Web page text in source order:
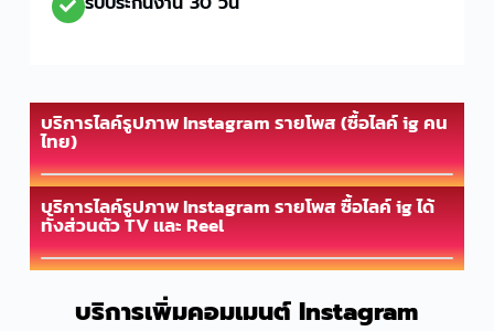
บริการไลค์รูปภาพ Instagram รายโพส (ซื้อไลค์ ig คน
ไทย)
บริการไลค์รูปภาพ Instagram รายโพส ซื้อไลค์ ig ได้
ทั้งส่วนตัว TV เเละ Reel
บริการเพิ่มคอมเมนต์ Instagram